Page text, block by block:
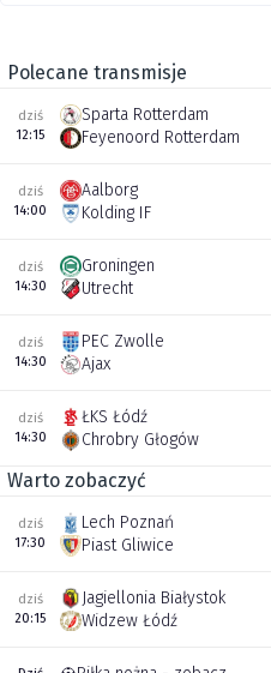
Polecane transmisje
dziś
12:15
Sparta Rotterdam
Feyenoord Rotterdam
dziś
14:00
Aalborg
Kolding IF
dziś
14:30
Groningen
Utrecht
dziś
14:30
PEC Zwolle
Ajax
dziś
14:30
ŁKS Łódź
Chrobry Głogów
Warto zobaczyć
dziś
17:30
Lech Poznań
Piast Gliwice
dziś
20:15
Jagiellonia Białystok
Widzew Łódź